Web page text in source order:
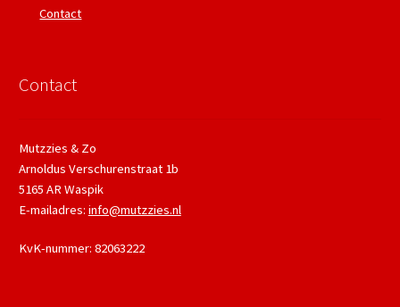
Contact
Contact
Mutzzies & Zo
Arnoldus Verschurenstraat 1b
5165 AR Waspik
E-mailadres: info@mutzzies.nl
KvK-nummer: 82063222